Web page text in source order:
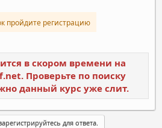
пройдите регистрацию
в скором времени на
Проверьте по поиску
данный курс уже слит.
для ответа.